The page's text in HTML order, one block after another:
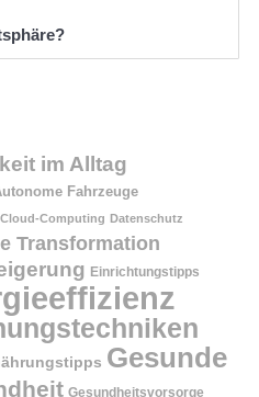
im Alltag
Fahrzeuge
Cloud-Computing Datenschutz
Transformation
Einrichtungstipps
Gesunde
Gesundheitsvorsorge